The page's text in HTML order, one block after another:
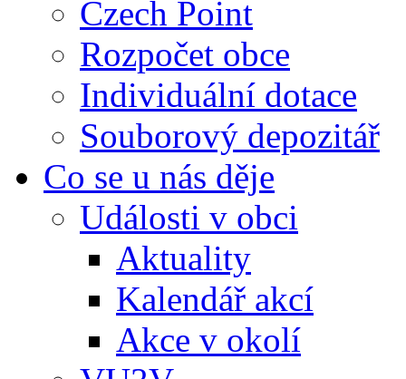
Czech Point
Rozpočet obce
Individuální dotace
Souborový depozitář
Co se u nás děje
Události v obci
Aktuality
Kalendář akcí
Akce v okolí